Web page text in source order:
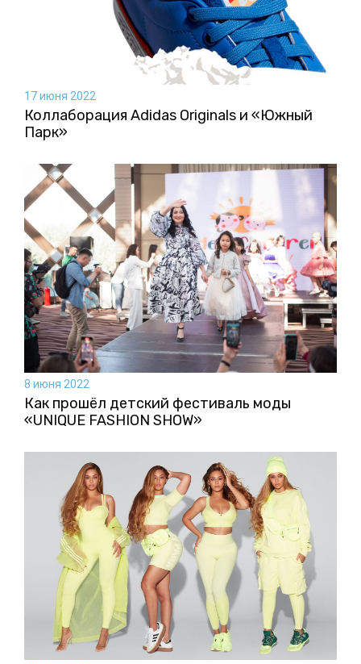
17 июня 2022
Коллаборация Аdidas Originals и «Южный
Парк»
8 июня 2022
Как прошёл детский фестиваль моды
«UNIQUE FASHION SHOW»